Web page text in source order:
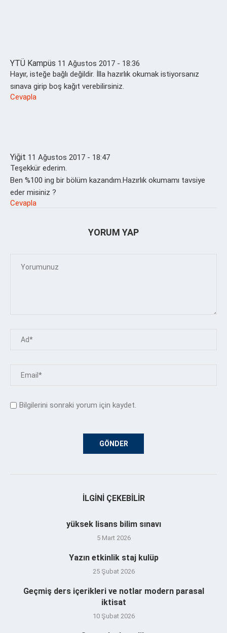
YTÜ Kampüs 11 Ağustos 2017 - 18:36
Hayır, isteğe bağlı değildir. İlla hazırlık okumak istiyorsanız
sınava girip boş kağıt verebilirsiniz.
Cevapla
Yiğit 11 Ağustos 2017 - 18:47
Teşekkür ederim.
Ben %100 ing bir bölüm kazandım.Hazırlık okumamı tavsiye
eder misiniz ?
Cevapla
YORUM YAP
Bilgilerini sonraki yorum için kaydet.
İLGINI ÇEKEBILIR
yüksek lisans bilim sınavı
5 Mart 2026
Yazın etkinlik staj kulüp
25 Şubat 2026
Geçmiş ders içerikleri ve notlar modern parasal
iktisat
10 Şubat 2026